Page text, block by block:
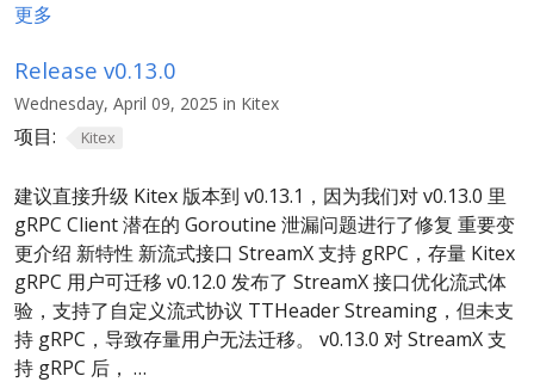
更多
Release v0.13.0
Wednesday, April 09, 2025 in Kitex
项目: Kitex
建议直接升级 Kitex 版本到 v0.13.1，因为我们对 v0.13.0 里
gRPC Client 潜在的 Goroutine 泄漏问题进行了修复 重要变
更介绍 新特性 新流式接口 StreamX 支持 gRPC，存量 Kitex
gRPC 用户可迁移 v0.12.0 发布了 StreamX 接口优化流式体
验，支持了自定义流式协议 TTHeader Streaming，但未支
持 gRPC，导致存量用户无法迁移。 v0.13.0 对 StreamX 支
持 gRPC 后， …